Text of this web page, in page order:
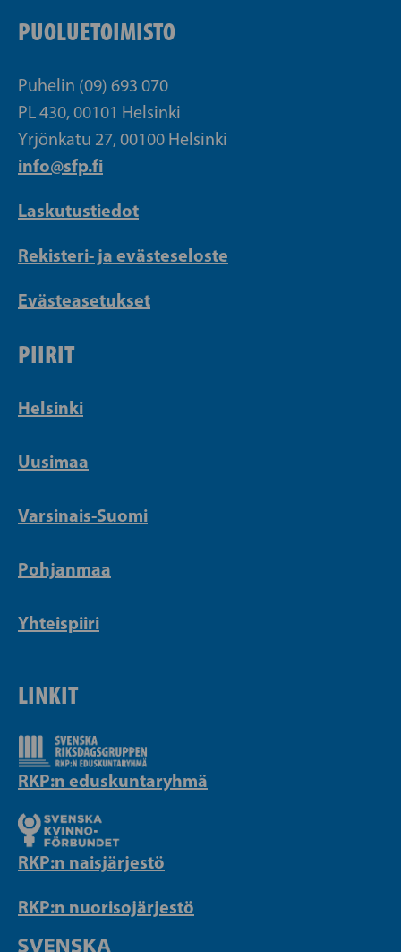
PUOLUETOIMISTO
Puhelin (09) 693 070
PL 430, 00101 Helsinki
Yrjönkatu 27, 00100 Helsinki
info@sfp.fi
Laskutustiedot
Rekisteri- ja evästeseloste
Evästeasetukset
PIIRIT
Helsinki
Uusimaa
Varsinais-Suomi
Pohjanmaa
Yhteispiiri
LINKIT
RKP:n eduskuntaryhmä
RKP:n naisjärjestö
RKP:n nuorisojärjestö